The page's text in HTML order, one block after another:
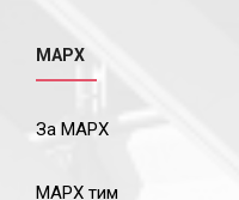
МАРХ
За МАРХ
МАРХ тим